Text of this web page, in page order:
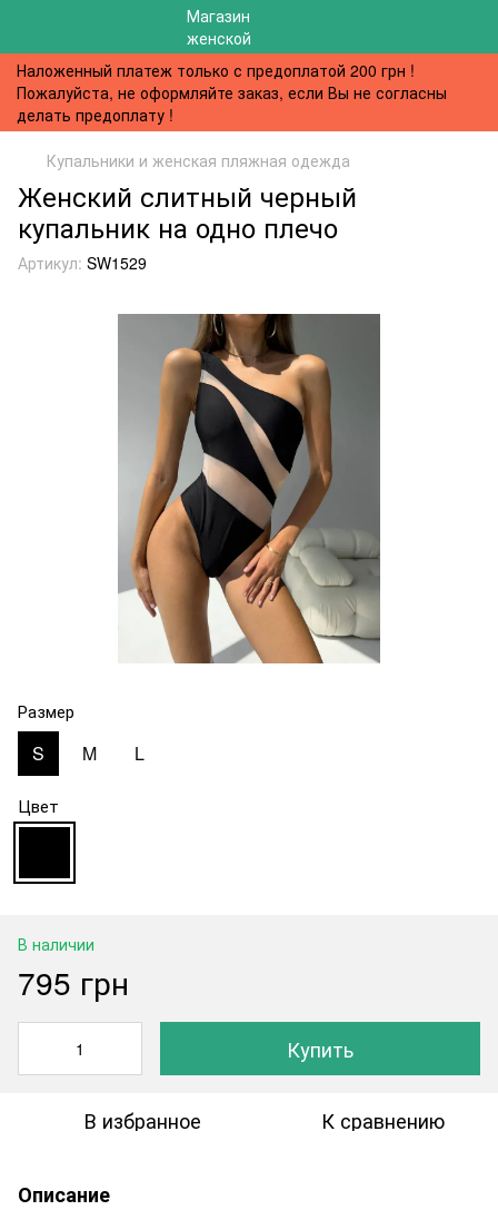
Наложенный платеж только с предоплатой 200 грн !
Пожалуйста, не оформляйте заказ, если Вы не согласны
делать предоплату !
Купальники и женская пляжная одежда
Женский слитный черный
купальник на одно плечо
Артикул: SW1529
Размер
S M L
Цвет
В наличии
795 грн
Купить
В избранное К сравнению
Описание